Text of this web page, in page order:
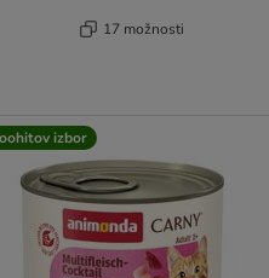
17 možnosti
izbor